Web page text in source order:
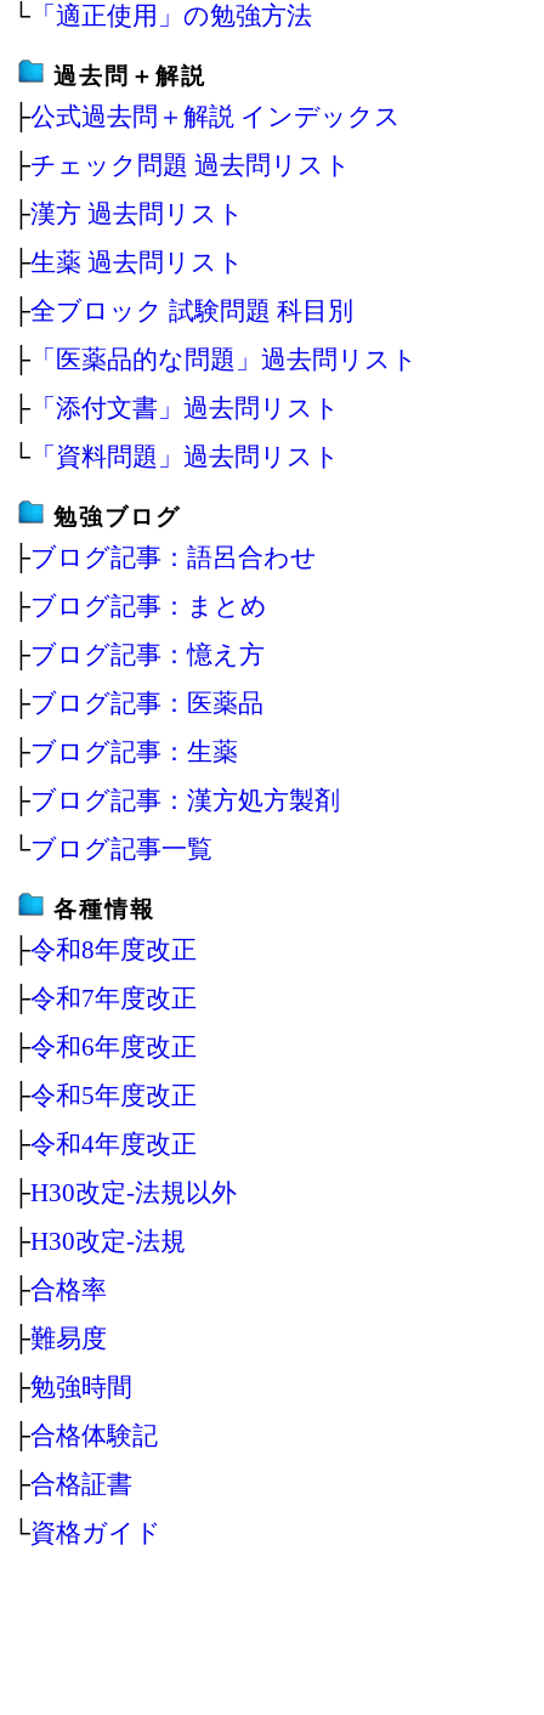
└ 「適正使用」の勉強方法
過去問＋解説
├公式過去問＋解説 インデックス
├チェック問題 過去問リスト
├漢方 過去問リスト
├生薬 過去問リスト
├全ブロック 試験問題 科目別
├ 「医薬品的な問題」過去問リスト
├ 「添付文書」過去問リスト
└ 「資料問題」過去問リスト
勉強ブログ
├ブログ記事：語呂合わせ
├ブログ記事：まとめ
├ブログ記事：憶え方
├ブログ記事：医薬品
├ブログ記事：生薬
├ブログ記事：漢方処方製剤
└ブログ記事一覧
各種情報
├令和8年度改正
├令和7年度改正
├令和6年度改正
├令和5年度改正
├令和4年度改正
├H30改定‐法規以外
├H30改定‐法規
├合格率
├難易度
├勉強時間
├合格体験記
├合格証書
└資格ガイド